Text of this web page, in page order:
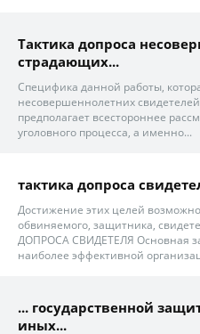
Тактика допроса
страдающих...
Специфика данной работы,
несовершеннолетних
предполагает всестороннее
уголовного процесса, а именно...
тактика допроса
Достижение этих целей
обвиняемого, защитника,
ДОПРОСА СВИДЕТЕЛЯ Основная
наиболее эффективной
... государственной
иных...